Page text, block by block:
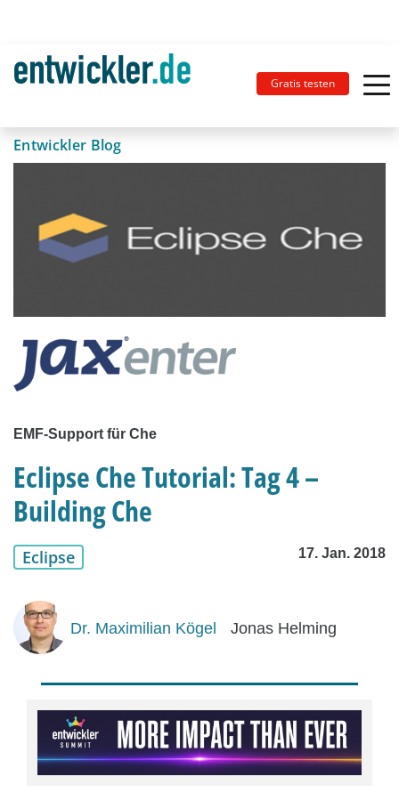
Gratis testen
Entwickler Blog
EMF-Support für Che
Eclipse Che Tutorial: Tag 4 –
Building Che
Eclipse 17. Jan. 2018
Dr. Maximilian Kögel Jonas Helming